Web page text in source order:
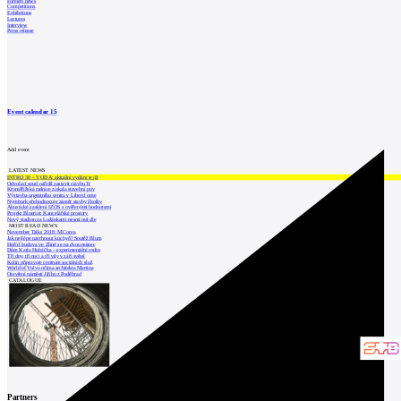
Competitions
Exhibitions
Lectures
Interview
Press release
Event calendar15
Add event
LATEST NEWS
INTRO 30 – VODA: aktuální vydání je již
Odvolací soud nařídil zastavit stavbu Tr
Kroměřížská radnice získala stavební pov
Výstavba urgentního centra v Liberci ome
Nymburk přehodnocuje záměr stavby školky
Akustické zasklení IZOS s ověřenými hodnotami
Projekt Blueriot: Kancelářské prostory
Nový stadion za Lužánkami nesmí mít dle
MOST READ NEWS
November Talks 2018: M.Corea
Jak nejlépe navrhnout kuchyň? Soutěž Blum
Hořící budova ve Zlíně se na dvou místec
Dům Karla Hubáčka – experimentální rodin
Tři dny, tři noci a tři vily v záři světel
Kolín připravuje centrum sociálních služ
World of Volvo očima architekta Martina
Otevření náměstí Jiřího z Poděbrad
CATALOGUE
Partners